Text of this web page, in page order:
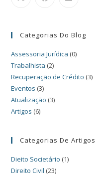
Categorias Do Blog
Assessoria Jurídica (0)
Trabalhista (2)
Recuperação de Crédito (3)
Eventos (3)
Atualização (3)
Artigos (6)
Categorias De Artigos
Dieito Societário (1)
Direito Civil (23)